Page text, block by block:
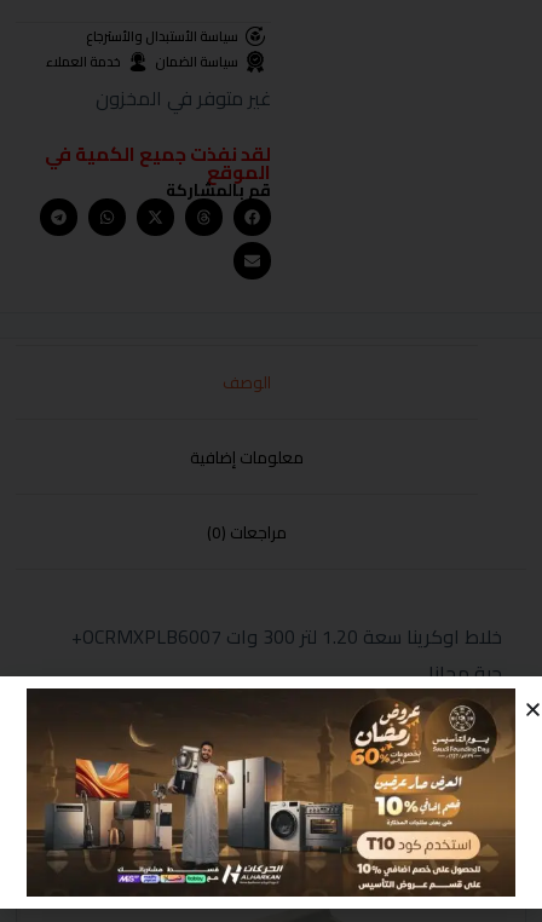
سياسة الأستبدال والأسترجاع
سياسة الضمان
خدمة العملاء
غير متوفر في المخزون
لقد نفذت جميع الكمية في
الموقع
قم بالمشاركة
الوصف
معلومات إضافية
مراجعات (0)
خلاط اوكرينا سعة 1.20 لتر 300 وات OCRMXPLB6007+
حبة مجانا
منتجات مشابهة